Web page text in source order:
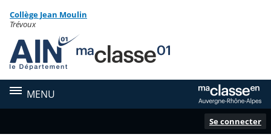
Menu de la rubrique
Contenu
Collège Jean Moulin
Trévoux
MENU
Se connecter